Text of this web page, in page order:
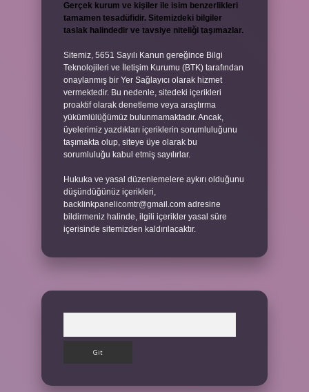
Gerçek kurum ve kişiler ile isim benzerlikleri
tamamen tesadüfidir. Sitemizdeki bilgiler
taslak halindedir ve tavsiye niteliği taşımazlar.
Sitemiz, 5651 Sayılı Kanun gereğince Bilgi
Teknolojileri ve İletişim Kurumu (BTK) tarafından
onaylanmış bir Yer Sağlayıcı olarak hizmet
vermektedir. Bu nedenle, sitedeki içerikleri
proaktif olarak denetleme veya araştırma
yükümlülüğümüz bulunmamaktadır. Ancak,
üyelerimiz yazdıkları içeriklerin sorumluluğunu
taşımakta olup, siteye üye olarak bu
sorumluluğu kabul etmiş sayılırlar.
Hukuka ve yasal düzenlemelere aykırı olduğunu
düşündüğünüz içerikleri,
backlinkpanelicomtr@gmail.com adresine
bildirmeniz halinde, ilgili içerikler yasal süre
içerisinde sitemizden kaldırılacaktır.